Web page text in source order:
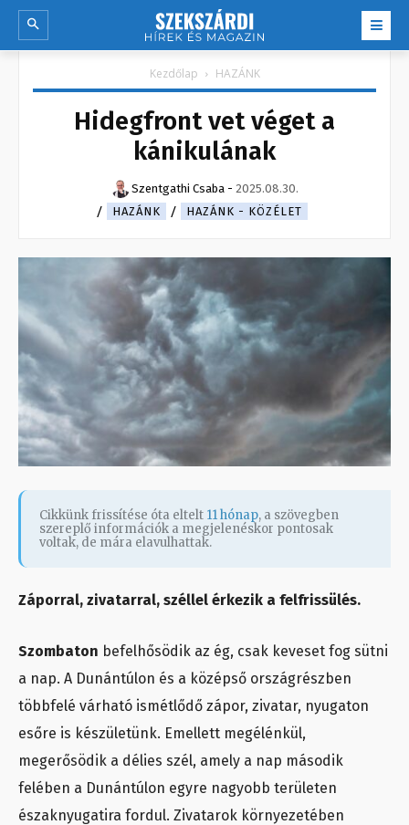
Kezdőlap HAZÁNK
Hidegfront vet véget a
kánikulának
Szentgathi Csaba - 2025.08.30.
HAZÁNK
HAZÁNK - KÖZÉLET
Cikkünk frissítése óta eltelt 11 hónap, a szövegben
szereplő információk a megjelenéskor pontosak
voltak, de mára elavulhattak.
Záporral, zivatarral, széllel érkezik a felfrissülés.
Szombaton befelhősödik az ég, csak keveset fog sütni
a nap. A Dunántúlon és a középső országrészben
többfelé várható ismétlődő zápor, zivatar, nyugaton
esőre is készületünk. Emellett megélénkül,
megerősödik a délies szél, amely a nap második
felében a Dunántúlon egyre nagyobb területen
északnyugatira fordul. Zivatarok környezetében